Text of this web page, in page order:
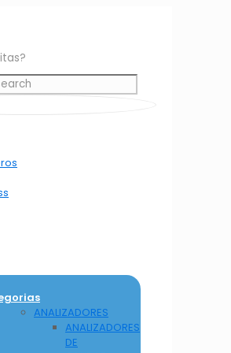
ANALIZADORES
ANALIZADORES
DE